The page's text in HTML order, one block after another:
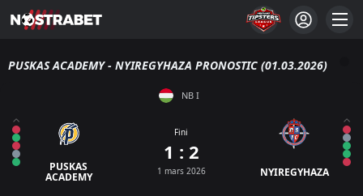
PUSKAS ACADEMY - NYIREGYHAZA PRONOSTIC (01.03.2026)
NB I
PUSKAS
ACADEMY
Fini
1 : 2
1 mars 2026 NYIREGYHAZA